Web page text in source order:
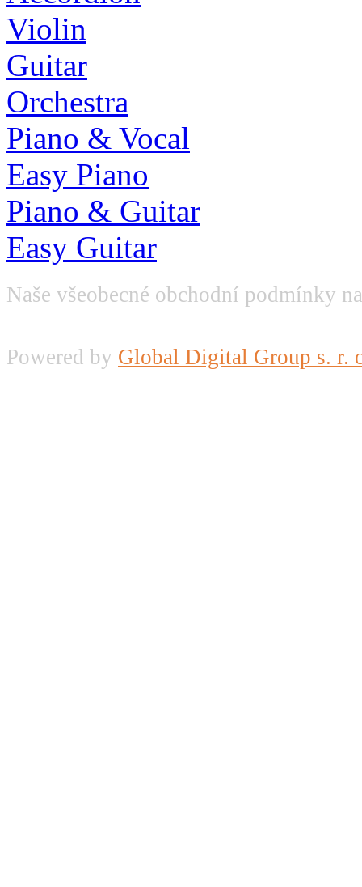
Violin
Guitar
Orchestra
Piano & Vocal
Easy Piano
Piano & Guitar
Easy Guitar
Naše všeobecné obchodní podmínky
Powered by Global Digital Group s. r.